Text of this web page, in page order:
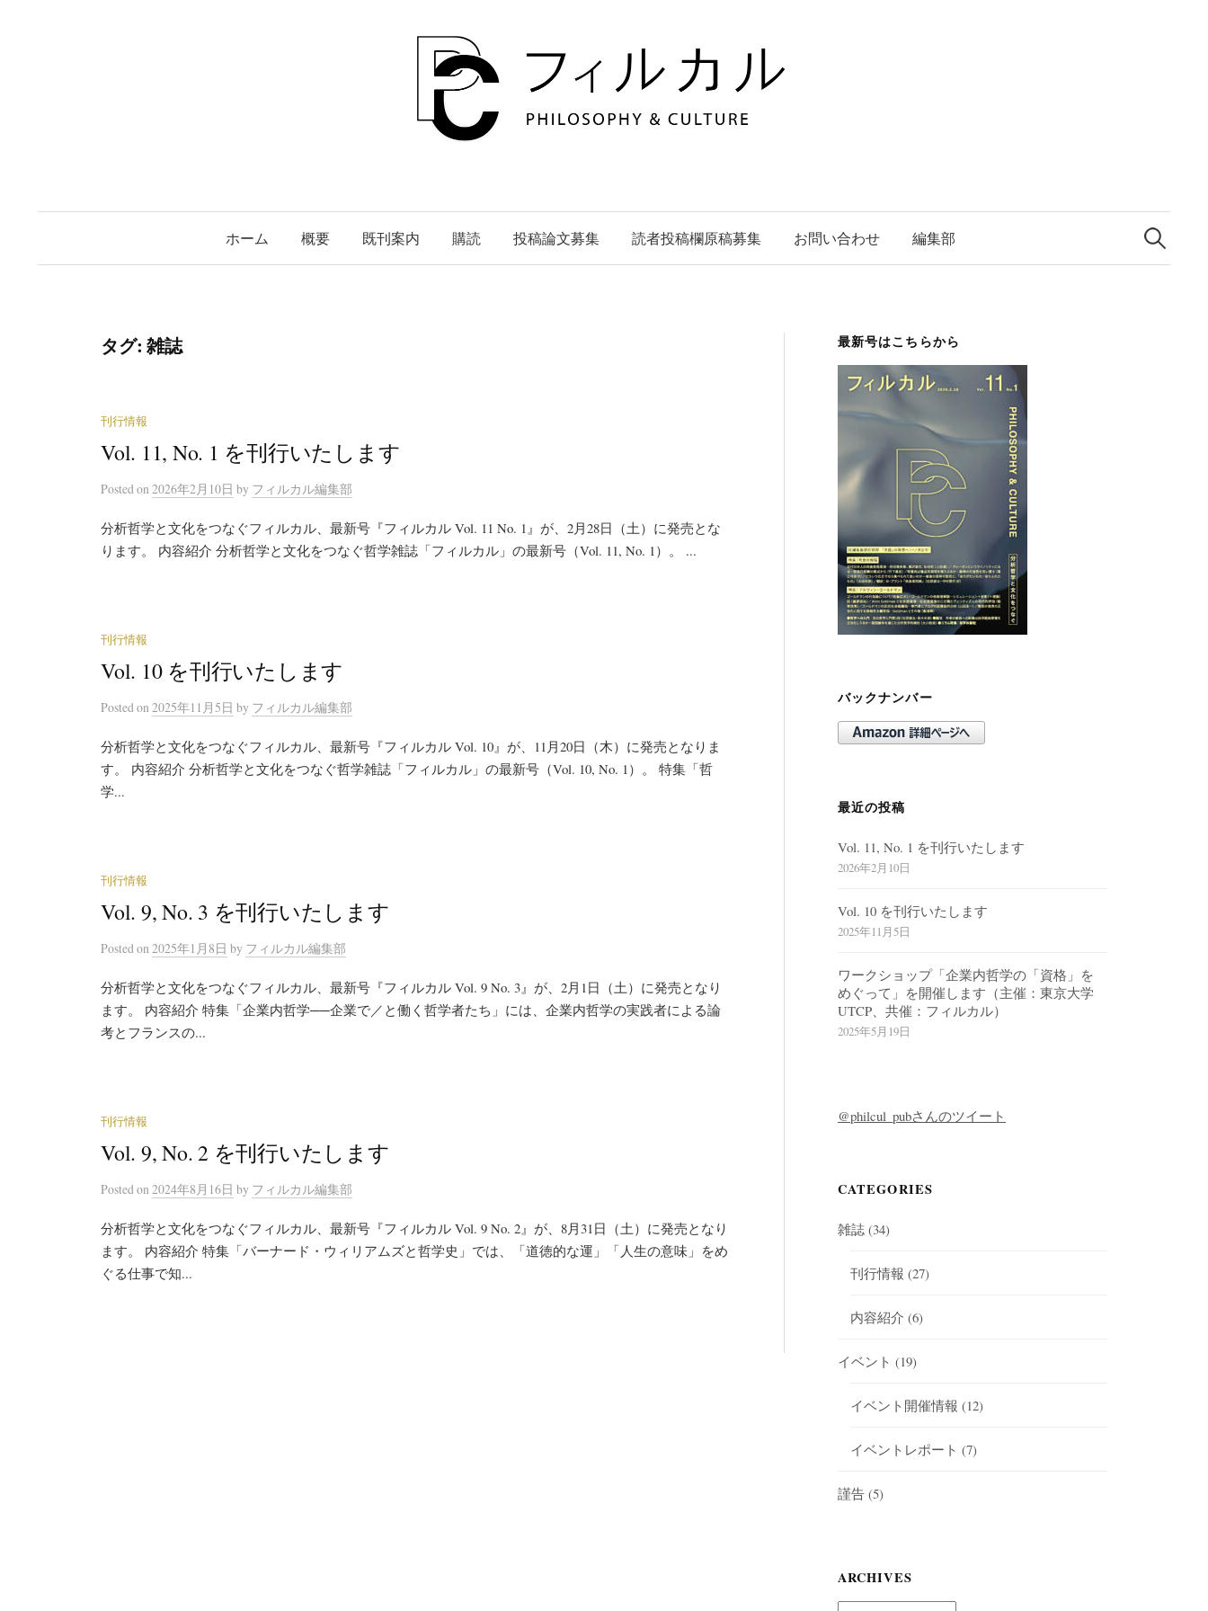
ッ
ホーム 概要 既刊案内 購読 投稿論文募集 読者投稿欄原稿募集 お問い合わせ 編集部
検
索:
タグ:雑誌
刊行情報
Vol. 11, No. 1 を刊行いたします
Posted on 2026年2月10日 by フィルカル編集部
分析哲学と文化をつなぐフィルカル、最新号『フィルカル Vol. 11 No. 1』が、2月28日（土）に発売とな
ります。 内容紹介 分析哲学と文化をつなぐ哲学雑誌「フィルカル」の最新号（Vol. 11, No. 1）。 ...
刊行情報
Vol. 10 を刊行いたします
Posted on 2025年11月5日 by フィルカル編集部
分析哲学と文化をつなぐフィルカル、最新号『フィルカル Vol. 10』が、11月20日（木）に発売となりま
す。 内容紹介 分析哲学と文化をつなぐ哲学雑誌「フィルカル」の最新号（Vol. 10, No. 1）。 特集「哲
学...
刊行情報
Vol. 9, No. 3 を刊行いたします
Posted on 2025年1月8日 by フィルカル編集部
分析哲学と文化をつなぐフィルカル、最新号『フィルカル Vol. 9 No. 3』が、2月1日（土）に発売となり
ます。 内容紹介 特集「企業内哲学──企業で／と働く哲学者たち」には、企業内哲学の実践者による論
考とフランスの...
刊行情報
Vol. 9, No. 2 を刊行いたします
Posted on 2024年8月16日 by フィルカル編集部
分析哲学と文化をつなぐフィルカル、最新号『フィルカル Vol. 9 No. 2』が、8月31日（土）に発売となり
ます。 内容紹介 特集「バーナード・ウィリアムズと哲学史」では、「道徳的な運」「人生の意味」をめ
ぐる仕事で知...
最新号はこちらから
バックナンバー
最近の投稿
Vol. 11, No. 1 を刊行いたします
2026年2月10日
Vol. 10 を刊行いたします
2025年11月5日
ワークショップ「企業内哲学の「資格」を
めぐって」を開催します（主催：東京大学
UTCP、共催：フィルカル）
2025年5月19日
@philcul_pubさんのツイート
CATEGORIES
雑誌 (34)
刊行情報 (27)
内容紹介 (6)
イベント (19)
イベント開催情報 (12)
イベントレポート (7)
謹告 (5)
ARCHIVES